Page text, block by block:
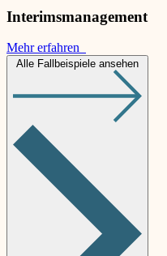
Interimsmanagement
Mehr erfahren
Alle Fallbeispiele ansehen